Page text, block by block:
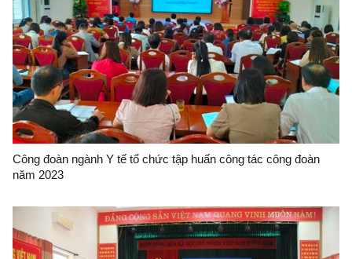
Công đoàn ngành Y tế tổ chức tập huấn công tác công đoàn
năm 2023